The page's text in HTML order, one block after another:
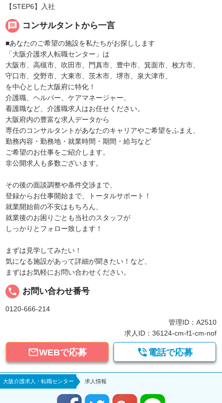
【STEP6】入社
message コンサルタントから一言
■あなたのご希望の施設を私たちがお探しします
「大阪介護求人転職センター」は
大阪市、高槻市、吹田市、門真市、豊中市、箕面市、枚方市、
守口市、交野市、大東市、茨木市、堺市、泉大津市、
を中心とした大阪府に特化！
介護職、ヘルパー、ケアマネージャー、
看護職など、介護職求人はお任せください。
大阪府内の豊富な求人データから
専任のコンサルタントがあなたのキャリアやご希望をふまえ、
勤務内容・勤務地・就業時間・期間・給与など
ご希望のお仕事をご紹介します。
非公開求人も多数ございます。
その後の面談調整や条件交渉まで、
登録からお仕事開始まで、トータルサポート！
就業開始前の不安はもちろん、
就業後のお困りごとも当社のスタッフが
しっかりとフォロー致します！
まずは見学してみたい！
気になる施設があって詳細が聞きたい！など、
まずはお気軽にお問い合わせください。
local_phone お問い合わせ番号
0120-666-214
管理ID：A2510
求人ID：36124-cm-f1-cm-nof
WEBで応募  電話で応募
大阪介護求人・転職センター 求人情報